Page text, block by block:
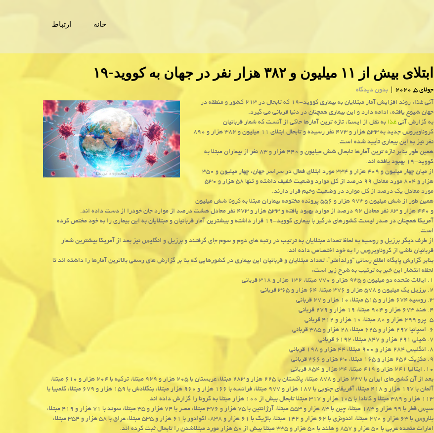
خانه ارتباط
ابتلای بیش از ۱۱ میلیون و ۳۸۲ هزار نفر در جهان به كووید-۱۹
جولای 5, 2020
بدون دیدگاه
آنی غذا: روند افزایش آمار مبتلایان به بیماری كووید-۱۹ كه تابحال در ۲۱۳ كشور و منطقه در
جهان شیوع یافته، ادامه دارد و این بیماری همچنان در دنیا قربانی می گیرد.
به گزارش آنی غذا به نقل از ایسنا، تازه ترین آمارها حاکی از آنست که شمار قربانیان
کروناویروس جدید به ۵۳۳ هزار و ۴۷۳ نفر رسیده و تابحال ابتلای ۱۱ میلیون و ۳۸۲ هزار و ۸۹۰
نفر نیز به این بیماری تأیید شده است.
همین طور بنابر تازه ترین آمارها تابحال شش میلیون و ۴۴۰ هزار و ۸۳ نفر از بیماران مبتلا به
کووید-۱۹ بهبود یافته اند.
از میان چهار میلیون و ۴۰۹ هزار و ۳۳۴ مورد ابتلای فعال در سراسر جهان، چهار میلیون و ۳۵۰
هزار و ۸۰۴ مورد معادل ۹۹ درصد از کل موارد وضعیت خفیف داشته و تنها ۵۸ هزار و ۵۳۰
مورد معادل یک درصد از کل موارد در وضعیت وخیم قرار دارند.
همین طور از شش میلیون و ۹۷۳ هزار و ۵۵۶ پرونده مختومه بیماران مبتلا به کرونا شش میلیون
و ۴۴۰ هزار و ۸۳ نفر معادل ۹۲ درصد از موارد بهبود یافته و ۵۳۳ هزار و ۴۷۳ نفر معادل هشت درصد از موارد جان خودرا از دست داده اند.
آمریکا همچنان در صدر لیست کشورهای درگیر با بیماری کووید-۱۹ قرار داشته و بیشترین آمار قربانیان و مبتلایان به این بیماری را به خود مختص کرده
است.
از طرف دیگر برزیل و روسیه به لحاظ تعداد مبتلایان به ترتیب در رتبه های دوم و سوم جای گرفتند و برزیل و انگلیس نیز بعد از آمریکا بیشترین شمار
قربانیان ناشی از کروناویروس را به خود اختصاص داده اند.
بنابر گزارش پایگاه اطلاع رسانی “ورلداُمتر”، تعداد مبتلایان و قربانیان این بیماری در کشورهایی که بنا بر گزارش های رسمی بالاترین آمارها را داشته اند تا
لحظه انتشار این خبر به ترتیب به شرح زیر است:
۱. ایالات متحده دو میلیون و ۹۳۵ هزار و ۷۷۰ مبتلا، ۱۳۲ هزار و ۳۱۸ قربانی
۲. برزیل یک میلیون و ۵۷۸ هزار و ۳۷۶ مبتلا، ۶۴ هزار و ۳۶۵ قربانی
۳. روسیه ۶۷۴ هزار و ۵۱۵ مبتلا، ۱۰ هزار و ۲۷ قربانی
۴. هند ۶۷۳ هزار و ۹۰۴ مبتلا، ۱۹ هزار و ۲۷۹ قربانی
۵. پرو ۲۹۹ هزار و ۸۰ مبتلا، ۱۰ هزار و ۴۱۲ قربانی
۶. اسپانیا ۲۹۷ هزار و ۶۲۵ مبتلا، ۲۸ هزار و ۳۸۵ قربانی
۷. شیلی ۲۹۱ هزار و ۸۴۷ مبتلا، ۶۱۹۲ قربانی
۸. انگلیس ۲۸۴ هزار و ۹۰۰ مبتلا، ۴۴ هزار و ۱۹۸ قربانی
۹. مکزیک ۲۵۲ هزار و ۱۶۵ مبتلا، ۳۰ هزار و ۳۶۶ قربانی
۱۰. ایتالیا ۲۴۱ هزار و ۴۱۹ مبتلا، ۳۴ هزار و ۸۵۴ قربانی
بعد از آن کشورهای ایران با ۲۳۷ هزار و ۸۷۸ مبتلا، پاکستان با ۲۲۵ هزار و ۲۸۳ مبتلا، عربستان با ۲۰۵ هزار و ۹۲۹ مبتلا، ترکیه با ۲۰۴ هزار و ۶۱۰ مبتلا،
آلمان با ۱۹۷ هزار و ۴۱۸ مبتلا، آفریقای جنوبی با ۱۸۷ هزار و ۹۷۷ مبتلا، فرانسه با ۱۶۶ هزار و ۹۶۰ هزار مبتلا، بنگلادش با ۱۵۹ هزار و ۶۷۹ مبتلا، کلمبیا با
۱۱۳ هزار و ۳۸۹ مبتلا و کانادا با ۱۰۵ هزار و ۳۱۷ مبتلا تابحال بیش از ۱۰۰ هزار مبتلا به کرونا را گزارش داده اند.
سپس قطر با ۹۹ هزار و ۱۸۳ مبتلا، چین با ۸۳ هزار و ۵۵۳ مبتلا، آرژانتین با ۷۵ هزار و ۳۷۶ مبتلا، مصر با ۷۴ هزار و ۳۵ مبتلا، سوئد با ۷۱ هزار و ۴۱۹ مبتلا،
بلاروس با ۶۳ هزار و ۲۷۰ مبتلا، اندونزی با ۶۲ هزار و ۱۴۲ مبتلا، بلژیک با ۶۱ هزار و ۸۳۸، اکوادور با ۶۱ هزار و ۵۳۵ مبتلا، عراق با ۵۸ هزار و ۳۵۴ مبتلا،
امارات متحده عربی با ۵۰ هزار و ۸۵۷ و هلند با ۵۰ هزار و ۳۳۵ مبتلا بیش از ۵۰ هزار مورد مبتلاشدن را تابحال ثبت کرده اند.